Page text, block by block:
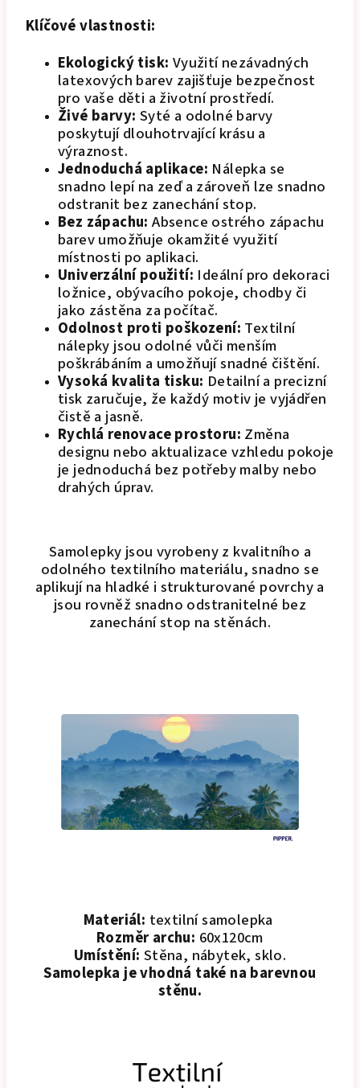
Klíčové vlastnosti:
Ekologický tisk: Využití nezávadných
latexových barev zajišťuje bezpečnost
pro vaše děti a životní prostředí.
Živé barvy: Syté a odolné barvy
poskytují dlouhotrvající krásu a
výraznost.
Jednoduchá aplikace: Nálepka se
snadno lepí na zeď a zároveň lze snadno
odstranit bez zanechání stop.
Bez zápachu:Absence ostrého zápachu
barev umožňuje okamžité využití
místnosti po aplikaci.
Univerzální použití: Ideální pro dekoraci
ložnice, obývacího pokoje, chodby či
jako zástěna za počítač.
Odolnost proti poškození: Textilní
nálepky jsou odolné vůči menším
poškrábáním a umožňují snadné čištění.
Vysoká kvalita tisku: Detailní a precizní
tisk zaručuje, že každý motiv je vyjádřen
čistě a jasně.
Rychlá renovace prostoru: Změna
designu nebo aktualizace vzhledu pokoje
je jednoduchá bez potřeby malby nebo
drahých úprav.
Samolepky jsou vyrobeny z kvalitního a
odolného textilního materiálu, snadno se
aplikují na hladké i strukturované povrchy a
jsou rovněž snadno odstranitelné bez
zanechání stop na stěnách.
Materiál: textilní samolepka
Rozměr archu: 60x120cm
Umístění: Stěna, nábytek, sklo.
Samolepka je vhodná také na barevnou
stěnu.